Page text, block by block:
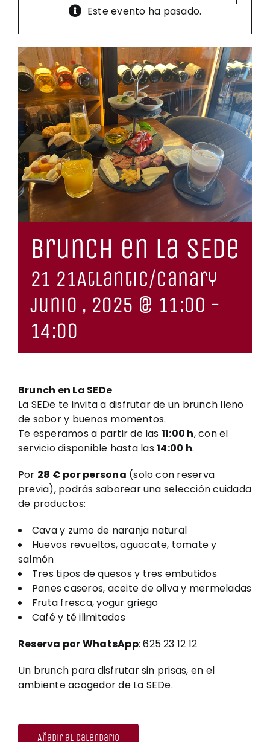
Contacto
Carrito
Mi Cuenta
Este evento ha pasado.
Brunch en La SEDe
21 21Atlantic/Canary
junio , 2025 @ 11:00 -
14:00
Brunch en La SEDe
La SEDe te invita a disfrutar de un brunch lleno
de sabor y buenos momentos.
Te esperamos a partir de las 11:00 h, con el
servicio disponible hasta las14:00 h.
Por 28 € por persona (solo con reserva
previa), podrás saborear una selección cuidada
de productos:
Cava y zumo de naranja natural
Huevos revueltos, aguacate, tomate y
salmón
Tres tipos de quesos y tres embutidos
Panes caseros, aceite de oliva y mermeladas
Fruta fresca, yogur griego
Café y té ilimitados
Reserva por WhatsApp: 625 23 12 12
Un brunch para disfrutar sin prisas, en el
ambiente acogedor de La SEDe.
Añadir al calendario